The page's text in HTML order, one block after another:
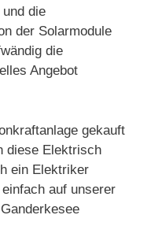
die
der Solarmodule
die
Angebot
gekauft
diese Elektrisch
ein Elektriker
auf unserer